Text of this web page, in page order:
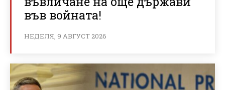
във войната!
НЕДЕЛЯ, 9 АВГУСТ 2026